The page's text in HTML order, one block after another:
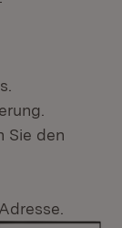
Sie den